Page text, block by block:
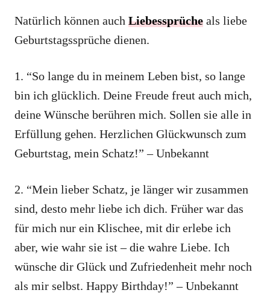
Natürlich können auch Liebessprüche als liebe
Geburtstagssprüche dienen.
1. “So lange du in meinem Leben bist, so lange
bin ich glücklich. Deine Freude freut auch mich,
deine Wünsche berühren mich. Sollen sie alle in
Erfüllung gehen. Herzlichen Glückwunsch zum
Geburtstag, mein Schatz!” – Unbekannt
2. “Mein lieber Schatz, je länger wir zusammen
sind, desto mehr liebe ich dich. Früher war das
für mich nur ein Klischee, mit dir erlebe ich
aber, wie wahr sie ist – die wahre Liebe. Ich
wünsche dir Glück und Zufriedenheit mehr noch
als mir selbst. Happy Birthday!” – Unbekannt